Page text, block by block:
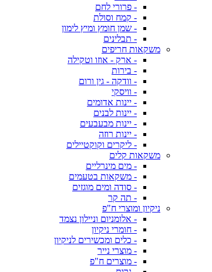
- פרורי לחם
- קמח וסולת
- שמן חומץ ומיץ לימון
- תבלינים
משקאות חריפים
- ארק - אוזו וטקילה
- בירות
- וודקה - גין ורום
- וויסקי
- יינות אדומים
- יינות לבנים
- יינות מבעבעים
- יינות רוזה
- ליקרים וקוקטיילים
משקאות קלים
- מים מינרליים
- משקאות בטעמים
- סודה ומים מוגזים
- תה קר
ניקיון ומוצרי ח"פ
- אלומניום וניילון נצמד
- חומרי ניקיון
- כלים ומכשירים לניקיון
- מוצרי נייר
- מוצרים ח"פ